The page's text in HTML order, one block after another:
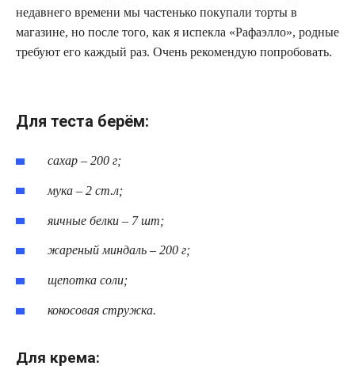
недавнего времени мы частенько покупали торты в
магазине, но после того, как я испекла «Рафаэлло», родные
требуют его каждый раз. Очень рекомендую попробовать.
Для теста берём:
сахар – 200 г;
мука – 2 ст.л;
яичные белки – 7 шт;
жареный миндаль – 200 г;
щепотка соли;
кокосовая стружка.
Для крема: